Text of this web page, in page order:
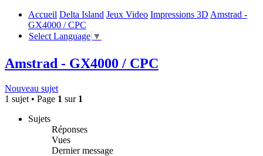
Accueil Delta Island Jeux Video Impressions 3D Amstrad -
GX4000 / CPC
Select Language ▼
Amstrad - GX4000 / CPC
Nouveau sujet
1 sujet • Page 1 sur 1
Sujets
Réponses
Vues
Dernier message